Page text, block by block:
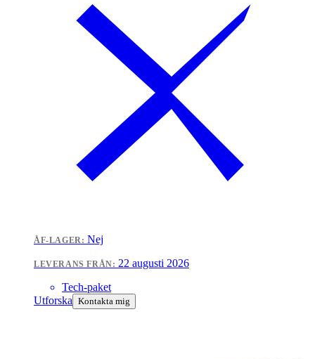
ÅF-LAGER: Nej
LEVERANS FRÅN: 22 augusti 2026
Tech-paket
Utforska Kontakta mig